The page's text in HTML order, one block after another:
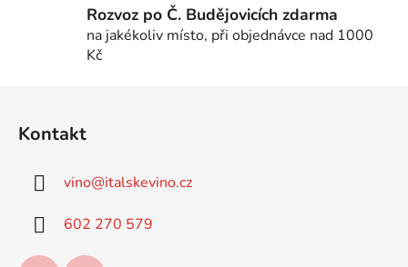
v
k
Rozvoz po Č. Budějovicích zdarma
na jakékoliv místo, při objednávce nad 1000
Kč
Kontakt
vino@italskevino.cz
602 270 579